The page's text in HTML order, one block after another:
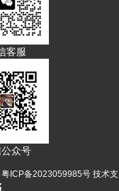
客服
众号
粤ICP备2023059985号 技术支